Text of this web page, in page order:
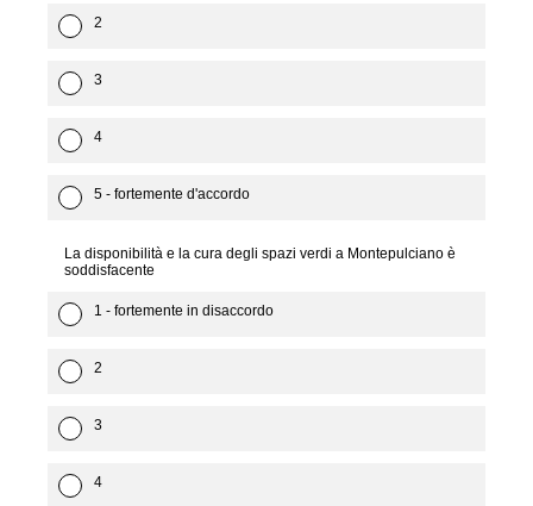
2
3
4
5 - fortemente d'accordo
La disponibilità e la cura degli spazi verdi a Montepulciano è
soddisfacente
1 - fortemente in disaccordo
2
3
4